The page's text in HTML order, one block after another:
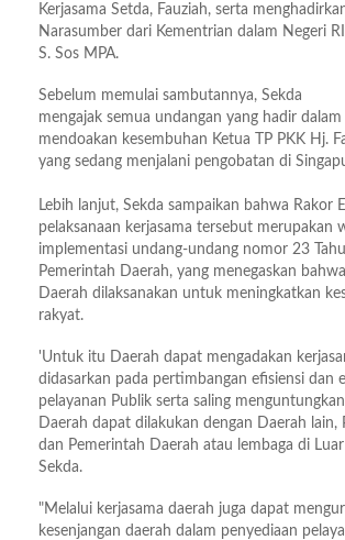
Kerjasama Setda, Fauziah, serta
Narasumber dari Kementrian dalam Negeri
S. Sos MPA.
Sebelum memulai sambutannya, Sekda
mengajak semua undangan yang hadir
mendoakan kesembuhan Ketua TP PKK Hj.
yang sedang menjalani pengobatan di
Lebih lanjut, Sekda sampaikan bahwa Rakor
pelaksanaan kerjasama tersebut merupakan
implementasi undang-undang nomor 23
Pemerintah Daerah, yang menegaskan
Daerah dilaksanakan untuk meningkatkan
rakyat.
'Untuk itu Daerah dapat mengadakan
didasarkan pada pertimbangan efisiensi dan
pelayanan Publik serta saling
Daerah dapat dilakukan dengan Daerah lain,
dan Pemerintah Daerah atau lembaga di
Sekda.
"Melalui kerjasama daerah juga dapat
kesenjangan daerah dalam penyediaan